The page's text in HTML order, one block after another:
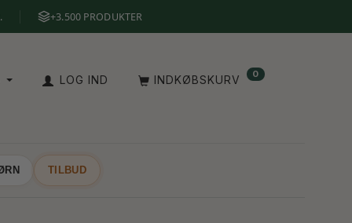
+3.500 PRODUKTER
LOG IND INDKØBSKURV 0
TILBUD